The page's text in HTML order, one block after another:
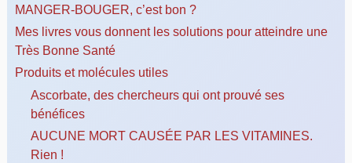
MANGER-BOUGER, c’est bon ?
Mes livres vous donnent les solutions pour atteindre une
Très Bonne Santé
Produits et molécules utiles
Ascorbate, des chercheurs qui ont prouvé ses
bénéfices
AUCUNE MORT CAUSÉE PAR LES VITAMINES.
Rien !